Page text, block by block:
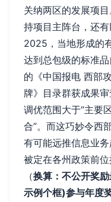
关纳两区的发展项
持项目主阵台，还
2025，当地形成的
达到总包级的标准
的《中国报电 西部
牌》目录群获成果
调优范围大于“主要
合”。而这巧妙令西
有可能远推信息业
被定在各州政策前
（换算：不公开奖
示例个框)参与年度